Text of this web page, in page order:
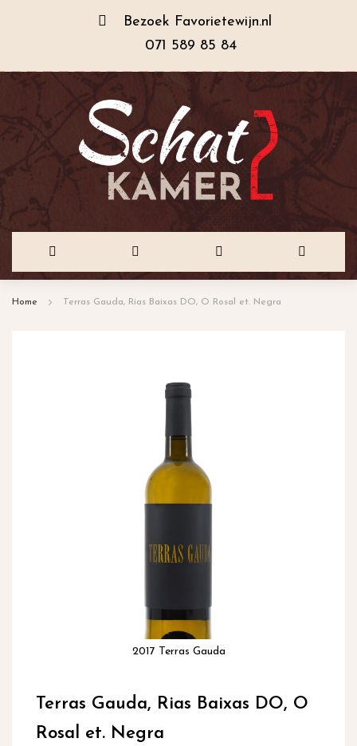
Bezoek Favorietewijn.nl
071 589 85 84
Home Terras Gauda, Rias Baixas DO, O Rosal et. Negra
2017 Terras Gauda
het
van
Terras Gauda, Rias Baixas DO, O
Rosal et. Negra